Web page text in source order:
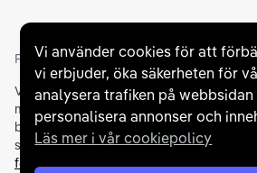
Vi använder cookies för att
vi erbjuder, öka säkerheten för
analysera trafiken på webbsidan
personalisera annonser och
Läs mer i vår cookiepolicy
Partners och betallösningar
Vi samarbetar medflertalet banker för att
möjliga finansieringslösning och stödjer
betalningsmetoder. För att du ska känna
samarbetar vi med Folksam och
försäkringar och garantier.